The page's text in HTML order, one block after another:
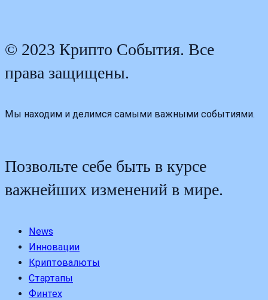
© 2023 Крипто События. Все
права защищены.
Мы находим и делимся самыми важными событиями.
Позвольте себе быть в курсе
важнейших изменений в мире.
News
Инновации
Криптовалюты
Стартапы
Финтех